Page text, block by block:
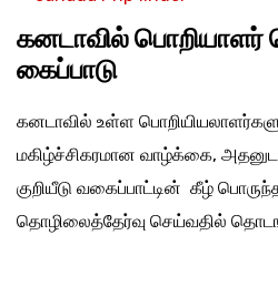
கனடாவில்
கைப்பாடு
கனடாவில் உள்ள
மகிழ்ச்சிகரமான வாழ்க்கை,
குறியீடு வகைப்பாட்டின் கீழ்
தொழிலைத்தேர்வு செய்வதில்